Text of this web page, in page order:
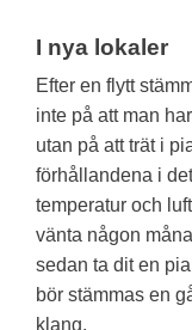
I nya lokaler
Efter en flytt
inte på att man
utan på att trät i
förhållandena i
temperatur och
vänta någon
sedan ta dit en
bör stämmas en
klang.